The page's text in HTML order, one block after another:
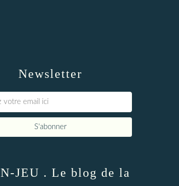
Newsletter
JEU . Le blog de la